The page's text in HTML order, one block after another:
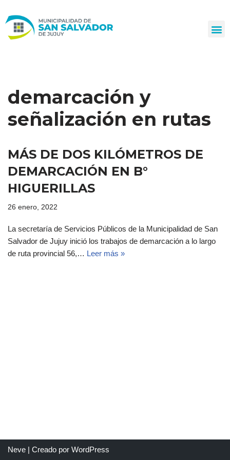
al
demarcación y
señalización en rutas
MÁS DE DOS KILÓMETROS DE
DEMARCACIÓN EN B°
HIGUERILLAS
26 enero, 2022
La secretaría de Servicios Públicos de la Municipalidad de San
Salvador de Jujuy inició los trabajos de demarcación a lo largo
de ruta provincial 56,… Leer más »
Neve | Creado por WordPress